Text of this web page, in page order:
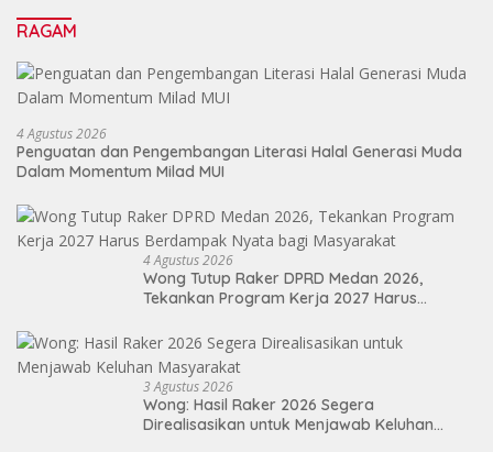
RAGAM
4 Agustus 2026
Penguatan dan Pengembangan Literasi Halal Generasi Muda
Dalam Momentum Milad MUI
4 Agustus 2026
Wong Tutup Raker DPRD Medan 2026,
Tekankan Program Kerja 2027 Harus
3 Agustus 2026
Wong: Hasil Raker 2026 Segera
Direalisasikan untuk Menjawab Keluhan